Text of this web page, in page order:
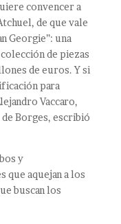
convencer a
de que vale
Georgie”: una
de piezas
de euros. Y si
para
Vaccaro,
Borges, escribió
y
que aquejan a los
buscan los